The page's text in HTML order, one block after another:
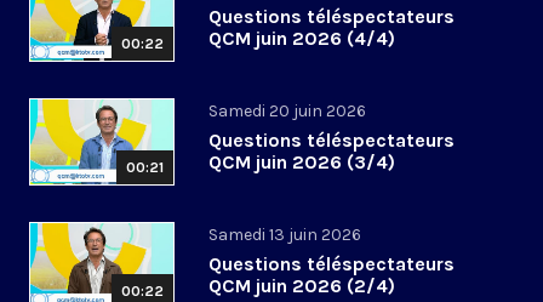
00:22
Questions téléspectateurs
QCM juin 2026 (4/4)
00:21
Samedi 20 juin 2026
Questions téléspectateurs
QCM juin 2026 (3/4)
00:22
Samedi 13 juin 2026
Questions téléspectateurs
QCM juin 2026 (2/4)